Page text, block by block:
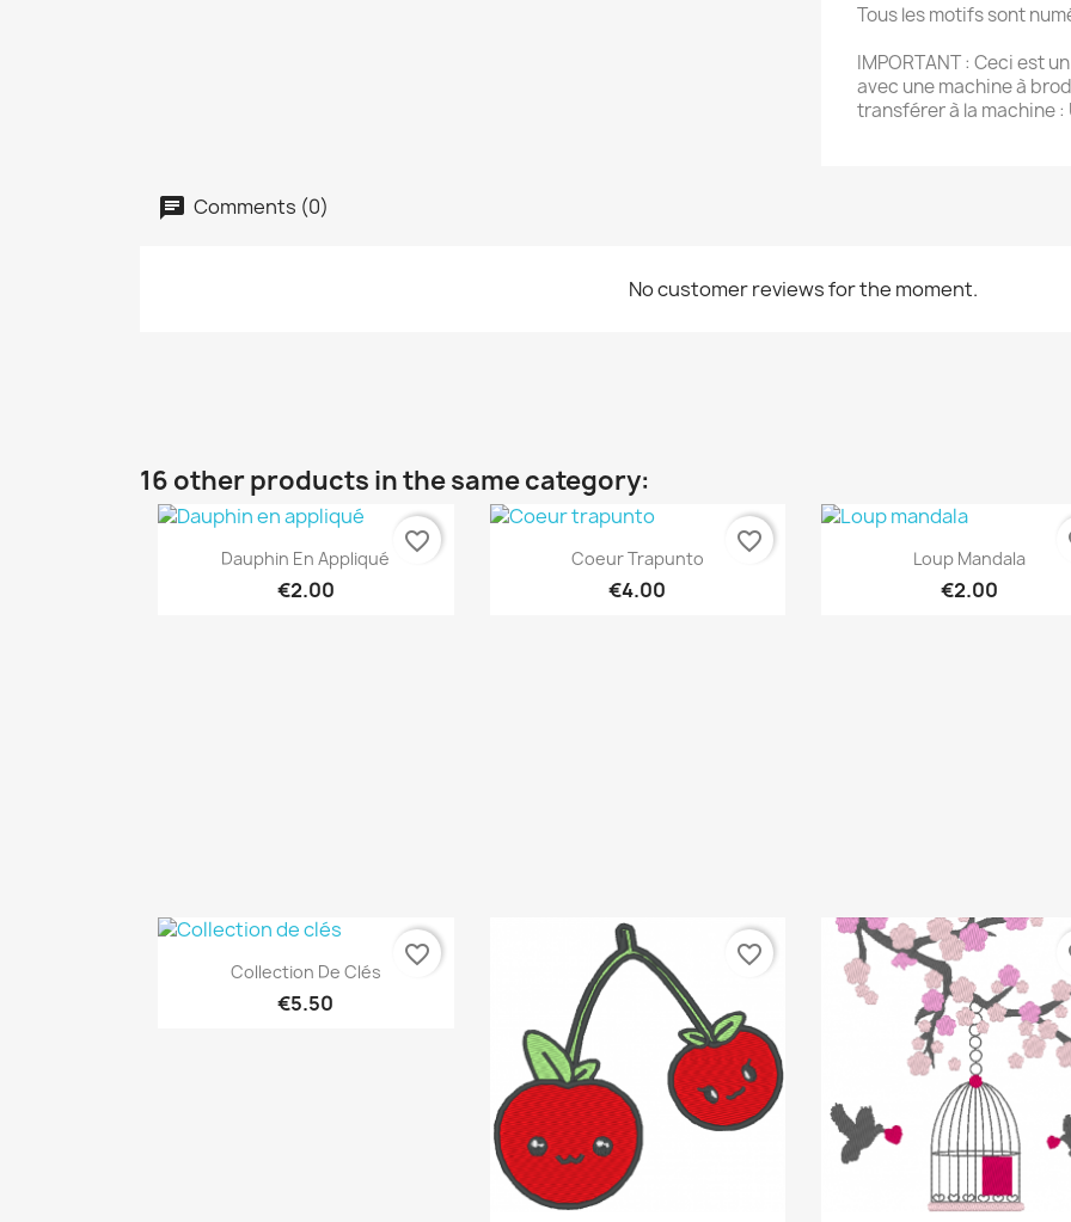
Tous les motifs sont
IMPORTANT : Ceci est
avec une machine à
transférer à la machine :
Comments (0)
No customer reviews for the moment.
16 other products in the same category:
Quick view
Dauphin En Appliqué
€2.00
favorite_border Quick view
Coeur Trapunto
€4.00
favorite_border Quick view
Loup Mandala
€2.00
Quick view
Collection De Clés
€5.50
favorite_border favorite_border